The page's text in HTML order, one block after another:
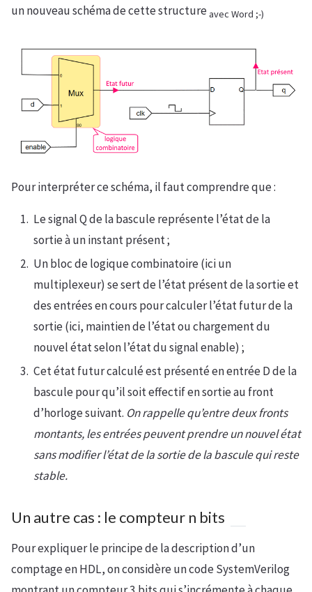
un nouveau schéma de cette structureavec Word ;-)
Pour interpréter ce schéma, il faut comprendre que :
Le signal Q de la bascule représente l’état de la
sortie à un instant présent ;
Un bloc de logique combinatoire (ici un
multiplexeur) se sert de l’état présent de la sortie et
des entrées en cours pour calculer l’état futur de la
sortie (ici, maintien de l’état ou chargement du
nouvel état selon l’état du signal enable) ;
Cet état futur calculé est présenté en entrée D de la
bascule pour qu’il soit effectif en sortie au front
d’horloge suivant. On rappelle qu’entre deux fronts
montants, les entrées peuvent prendre un nouvel état
sans modifier l’état de la sortie de la bascule qui reste
stable.
Un autre cas : le compteur n bits
Pour expliquer le principe de la description d’un
comptage en HDL, on considère un code SystemVerilog